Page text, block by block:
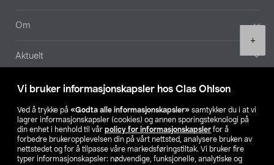
Vi bruker informasjonskapsler hos Clas Ohlson
Ved å trykke på «Godta alle informasjonskapsler» samtykker du i at vi
lagrer informasjonskapsler (cookies) og annen sporingsteknologi på
din enhet i henhold til vår policy for informasjonskapsler for å
forbedre brukeropplevelsen din på vårt nettsted, analysere bruken av
nettstedet og for å tilpasse våre markedsføringstiltak. Vi bruker fire
typer informasjonskapsler: nødvendige, funksjonelle, analytiske og
+
Om
Aktuelt
Våre selskaper
Finn din butikk
SE NO FI